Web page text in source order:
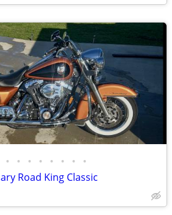
• • • • • • • •
Road King Classic